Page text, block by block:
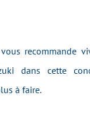
recommande
dans cette
à faire.